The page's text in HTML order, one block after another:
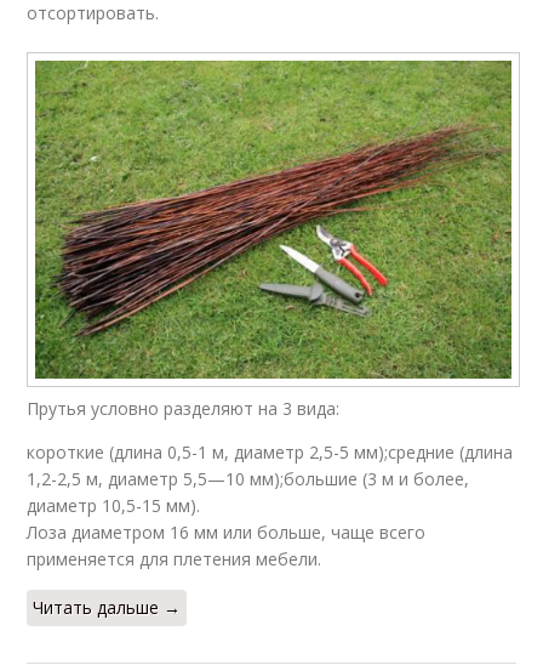
отсортировать.
Прутья условно разделяют на 3 вида:
короткие (длина 0,5-1 м, диаметр 2,5-5 мм);средние (длина
1,2-2,5 м, диаметр 5,5—10 мм);большие (3 м и более,
диаметр 10,5-15 мм).
Лоза диаметром 16 мм или больше, чаще всего
применяется для плетения мебели.
Читать дальше →